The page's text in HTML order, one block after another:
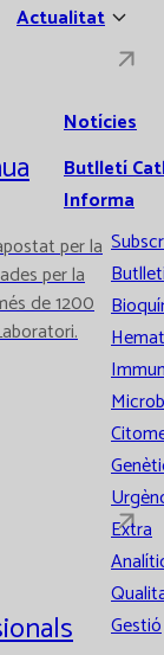
Actualitat
Notícies
Butlletí
Informa
Extra
Gestió
per la
per la
de 1200